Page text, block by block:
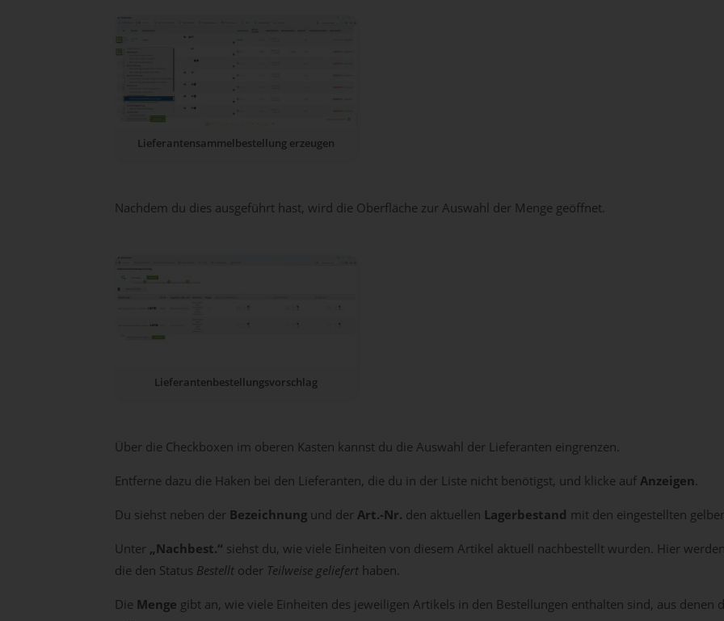
Lieferantensammelbestellung erzeugen
Nachdem du dies ausgeführt hast, wird die Oberfläche zur Auswahl der Menge geöffnet.
Lieferantenbestellungsvorschlag
Über die Checkboxen im oberen Kasten kannst du die Auswahl der Lieferanten eingrenzen.
Entferne dazu die Haken bei den Lieferanten, die du in der Liste nicht benötigst, und klicke auf Anzeigen.
Du siehst neben der Bezeichnung und der Art.-Nr. den aktuellen Lagerbestand mit den eingestellten
Unter „Nachbest.“ siehst du, wie viele Einheiten von diesem Artikel aktuell nachbestellt wurden. Hier
die den Status Bestellt oder Teilweise geliefert haben.
Die Menge gibt an, wie viele Einheiten des jeweiligen Artikels in den Bestellungen enthalten sind, aus denen